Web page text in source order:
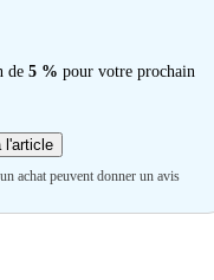
de 5 % pour votre prochain
l'article
achat peuvent donner un avis